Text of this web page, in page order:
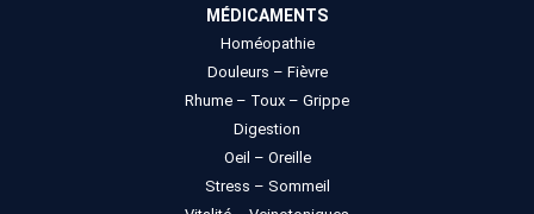
MÉDICAMENTS
Homéopathie
Douleurs – Fièvre
Rhume – Toux – Grippe
Digestion
Oeil – Oreille
Stress – Sommeil